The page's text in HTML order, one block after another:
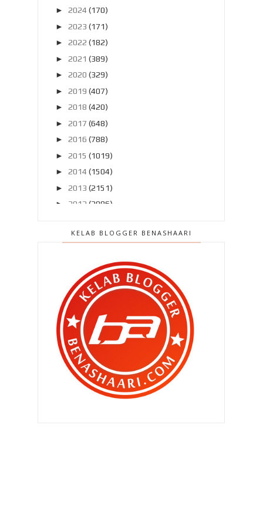
► 2024 (170)
► 2023 (171)
► 2022 (182)
► 2021 (389)
► 2020 (329)
► 2019 (407)
► 2018 (420)
► 2017 (648)
► 2016 (788)
► 2015 (1019)
► 2014 (1504)
► 2013 (2151)
► 2012 (2986)
2010(4406)
Disember 2009(52)
►November 2009(27)
►
Oktober 2009
▼
September 2009(21)
Ayam punya pasal .....
Akhirnya ...
Hari Terakhir Cuti Raya
Mood = Hancusss....
KELAB BLOGGER BENASHAARI